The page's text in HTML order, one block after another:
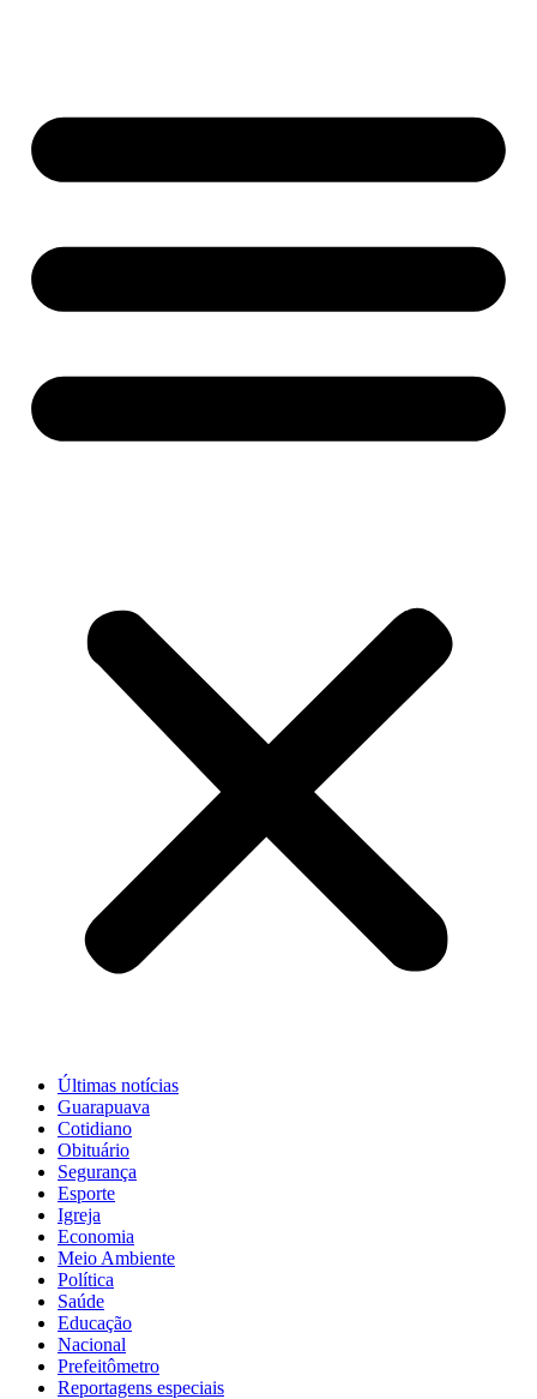
Últimas notícias
Guarapuava
Cotidiano
Obituário
Segurança
Esporte
Igreja
Economia
Meio Ambiente
Política
Saúde
Educação
Nacional
Prefeitômetro
Reportagens especiais